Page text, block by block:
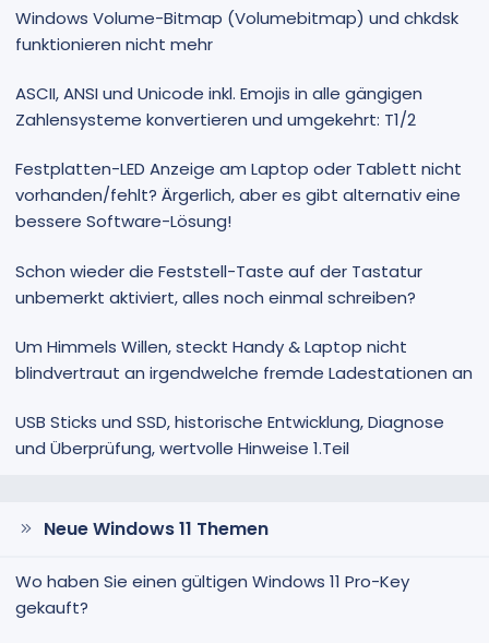
Windows Volume-Bitmap (Volumebitmap) und chkdsk
funktionieren nicht mehr
ASCII, ANSI und Unicode inkl. Emojis in alle gängigen
Zahlensysteme konvertieren und umgekehrt: T1/2
Festplatten-LED Anzeige am Laptop oder Tablett nicht
vorhanden/fehlt? Ärgerlich, aber es gibt alternativ eine
bessere Software-Lösung!
Schon wieder die Feststell-Taste auf der Tastatur
unbemerkt aktiviert, alles noch einmal schreiben?
Um Himmels Willen, steckt Handy & Laptop nicht
blindvertraut an irgendwelche fremde Ladestationen an
USB Sticks und SSD, historische Entwicklung, Diagnose
und Überprüfung, wertvolle Hinweise 1.Teil
Neue Windows 11 Themen
Wo haben Sie einen gültigen Windows 11 Pro-Key
gekauft?